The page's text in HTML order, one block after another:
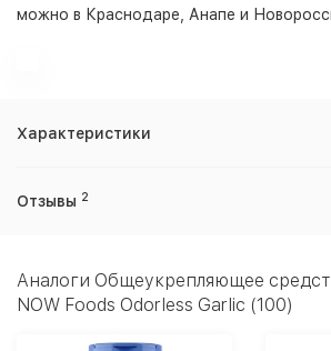
можно в Краснодаре, Анапе и
Характеристики
Отзывы 2
Аналоги Общеукрепляющее
NOW Foods Odorless Garlic (100)